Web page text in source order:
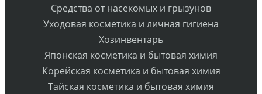
Средства от насекомых и грызунов
Уходовая косметика и личная гигиена
Хозинвентарь
Японская косметика и бытовая химия
Корейская косметика и бытовая химия
Тайская косметика и бытовая химия